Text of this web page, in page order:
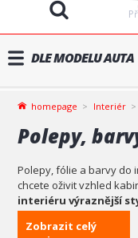
DLE MODELU AUTA
homepage Interiér
Polepy,
Polepy, fólie a barvy do
chcete oživit vzhled
interiéru výraznější
interiéru auta,
interiéru podle toho, co
Zobrazit celý